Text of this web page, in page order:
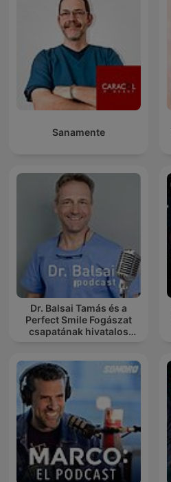
Sanamente
Dr. Balsai Tamás és a
Perfect Smile Fogászat
csapatának hivatalos